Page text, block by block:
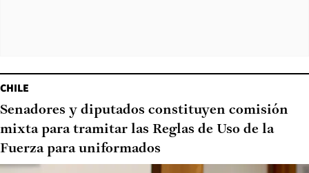
CHILE
Senadores y diputados constituyen comisión
mixta para tramitar las Reglas de Uso de la
Fuerza para uniformados